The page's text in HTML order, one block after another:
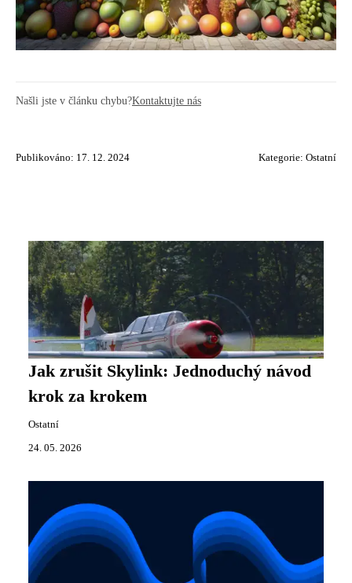
Našli jste v článku chybu?Kontaktujte nás
Publikováno: 17. 12. 2024 Kategorie: Ostatní
Jak zrušit Skylink: Jednoduchý návod
krok za krokem
Ostatní
24. 05. 2026